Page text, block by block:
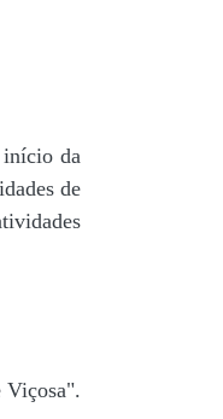
início da
de
Viçosa".